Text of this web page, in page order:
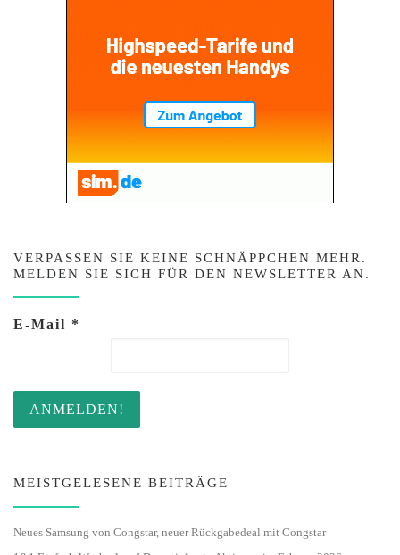
VERPASSEN SIE KEINE SCHNÄPPCHEN MEHR.
MELDEN SIE SICH FÜR DEN NEWSLETTER AN.
E-Mail *
MEISTGELESENE BEITRÄGE
Neues Samsung von Congstar, neuer Rückgabedeal mit Congstar